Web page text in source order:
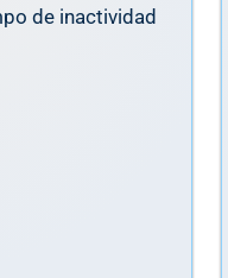
de inactividad